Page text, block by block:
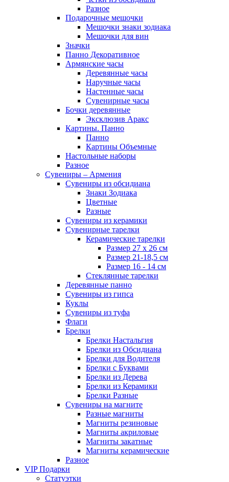
Разное
Подарочные мешочки
Мешочки знаки зодиака
Мешочки для вин
Значки
Панно Декоративное
Армянские часы
Деревянные часы
Наручные часы
Настенные часы
Сувенирные часы
Бочки деревянные
Эксклюзив Аракс
Картины. Панно
Панно
Картины Объемные
Настольные наборы
Разное
Сувениры – Армения
Сувениры из обсидиана
Знаки Зодиака
Цветные
Разные
Сувениры из керамики
Сувенирные тарелки
Керамические тарелки
Размер 27 х 26 см
Размер 21-18,5 см
Размер 16 - 14 см
Стеклянные тарелки
Деревянные панно
Сувениры из гипса
Куклы
Сувениры из туфа
Флаги
Брелки
Брелки Настальгия
Брелки из Обсидиана
Брелки для Водителя
Брелки с Буквами
Брелки из Дерева
Брелки из Керамики
Брелки Разные
Сувениры на магните
Разные магниты
Магниты резиновые
Магниты акриловые
Магниты закатные
Магниты керамические
Разное
VIP Подарки
Статуэтки